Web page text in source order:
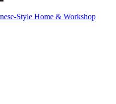
Style Home & Workshop